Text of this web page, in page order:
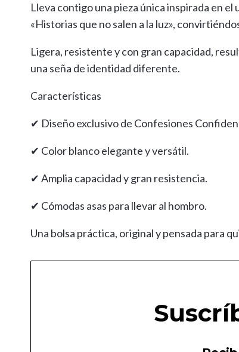
Lleva contigo una pieza única inspirada en
«Historias que no salen a la luz»,
Ligera, resistente y con gran capacidad,
una seña de identidad diferente.
Características
✔ Diseño exclusivo de Confesiones
✔ Color blanco elegante y versátil.
✔ Amplia capacidad y gran resistencia.
✔ Cómodas asas para llevar al hombro.
Una bolsa práctica, original y pensada para